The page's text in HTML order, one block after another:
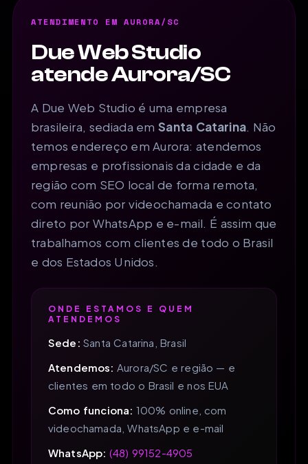
ATENDIMENTO EM AURORA/SC
Due Web Studio
atende Aurora/SC
A Due Web Studio é uma empresa
brasileira, sediada emSanta Catarina. Não
temos endereço em Aurora: atendemos
empresas e profissionais da cidade e da
região com SEO local de forma remota,
com reunião por videochamada e contato
direto por WhatsApp e e-mail. É assim que
trabalhamos com clientes de todo o Brasil
e dos Estados Unidos.
ONDE ESTAMOS E QUEM
ATENDEMOS
Sede: Santa Catarina, Brasil
Atendemos: Aurora/SC e região — e
clientes em todo o Brasil e nos EUA
Como funciona: 100% online, com
videochamada, WhatsApp e e-mail
WhatsApp: (48) 99152-4905